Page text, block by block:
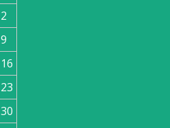
2
9
16
23
30